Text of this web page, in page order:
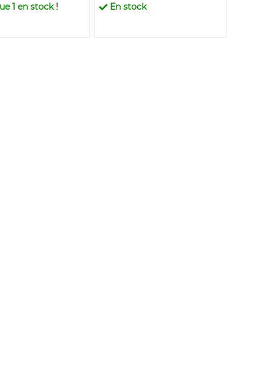
1 en stock ! En stock